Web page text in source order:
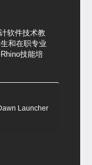
软件技术教
和在职专业
技能培
Launcher